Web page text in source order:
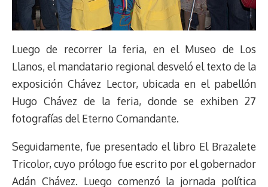
Luego de recorrer la feria, en el Museo de Los
Llanos, el mandatario regional desveló el texto de la
exposición Chávez Lector, ubicada en el pabellón
Hugo Chávez de la feria, donde se exhiben 27
fotografías del Eterno Comandante.
Seguidamente, fue presentado el libro El Brazalete
Tricolor, cuyo prólogo fue escrito por el gobernador
Adán Chávez. Luego comenzó la jornada política